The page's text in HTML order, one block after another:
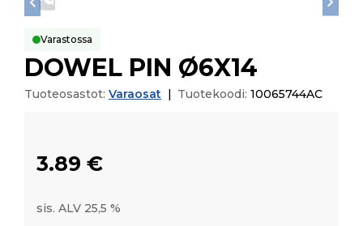
Varastossa
DOWEL PIN Ø6X14
Tuoteosastot: Varaosat Tuotekoodi: 10065744AC
3.89 €
sis. ALV 25,5 %